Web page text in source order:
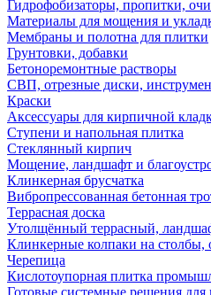
Гидрофобизаторы, пропитки,
Материалы для мощения и
Мембраны и полотна для плитки
Грунтовки, добавки
Бетоноремонтные растворы
СВП, отрезные диски,
Краски
Аксессуары для кирпичной
Ступени и напольная плитка
Cтеклянный кирпич
Мощение, ландшафт и
Клинкерная брусчатка
Вибропрессованная бетонная
Террасная доска
Утолщённый террасный,
Клинкерные колпаки на столбы,
Черепица
Кислотоупорная плитка
Готовые системные решения для